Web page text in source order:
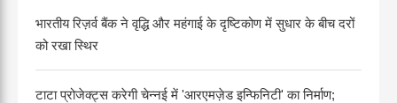
भारतीय रिज़र्व बैंक ने वृद्धि और महंगाई के दृष्टिकोण में सुधार के बीच दरों
को रखा स्थिर
टाटा प्रोजेक्ट्स करेगी चेन्नई में 'आरएमज़ेड इन्फिनिटी' का निर्माण;